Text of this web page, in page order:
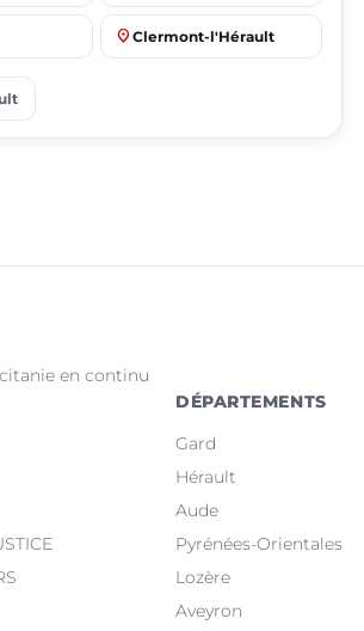
place Clermont-l'Hérault
en continu
DÉPARTEMENTS
Gard
Hérault
Aude
Pyrénées-Orientales
Lozère
Aveyron